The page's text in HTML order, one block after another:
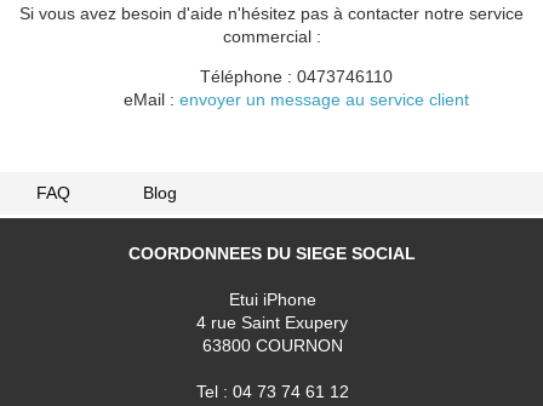
Si vous avez besoin d'aide n'hésitez pas à contacter notre service
commercial :
Téléphone : 0473746110
eMail : envoyer un message au service client
FAQ Blog
COORDONNEES DU SIEGE SOCIAL
Etui iPhone
4 rue Saint Exupery
63800 COURNON
Tel : 04 73 74 61 12